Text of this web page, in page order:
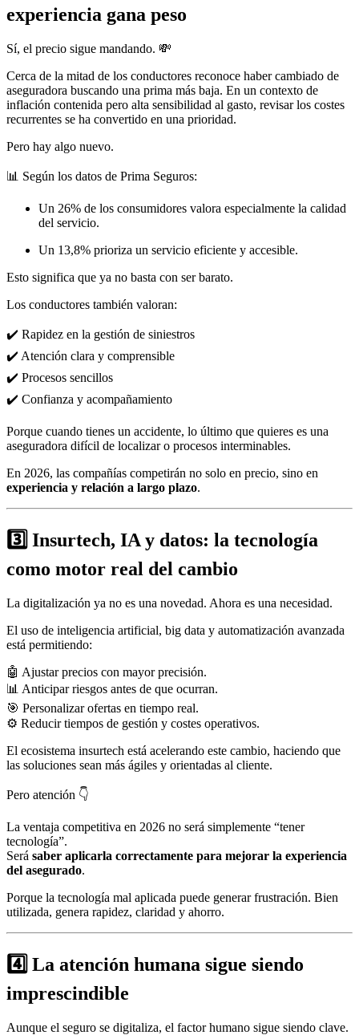
experiencia gana peso
Sí, el precio sigue mandando. 💸
Cerca de la mitad de los conductores reconoce haber cambiado de
aseguradora buscando una prima más baja. En un contexto de
inflación contenida pero alta sensibilidad al gasto, revisar los costes
recurrentes se ha convertido en una prioridad.
Pero hay algo nuevo.
📊 Según los datos de Prima Seguros:
Un 26% de los consumidores valora especialmente la calidad
del servicio.
Un 13,8% prioriza un servicio eficiente y accesible.
Esto significa que ya no basta con ser barato.
Los conductores también valoran:
✔️ Rapidez en la gestión de siniestros
✔️ Atención clara y comprensible
✔️ Procesos sencillos
✔️ Confianza y acompañamiento
Porque cuando tienes un accidente, lo último que quieres es una
aseguradora difícil de localizar o procesos interminables.
En 2026, las compañías competirán no solo en precio, sino en
experiencia y relación a largo plazo.
3️⃣ Insurtech, IA y datos: la tecnología
como motor real del cambio
La digitalización ya no es una novedad. Ahora es una necesidad.
El uso de inteligencia artificial, big data y automatización avanzada
está permitiendo:
🤖 Ajustar precios con mayor precisión.
📊 Anticipar riesgos antes de que ocurran.
🎯 Personalizar ofertas en tiempo real.
⚙️ Reducir tiempos de gestión y costes operativos.
El ecosistema insurtech está acelerando este cambio, haciendo que
las soluciones sean más ágiles y orientadas al cliente.
Pero atención 👇
La ventaja competitiva en 2026 no será simplemente “tener
tecnología”.
Será saber aplicarla correctamente para mejorar la experiencia
del asegurado.
Porque la tecnología mal aplicada puede generar frustración. Bien
utilizada, genera rapidez, claridad y ahorro.
4️⃣ La atención humana sigue siendo
imprescindible
Aunque el seguro se digitaliza, el factor humano sigue siendo clave.